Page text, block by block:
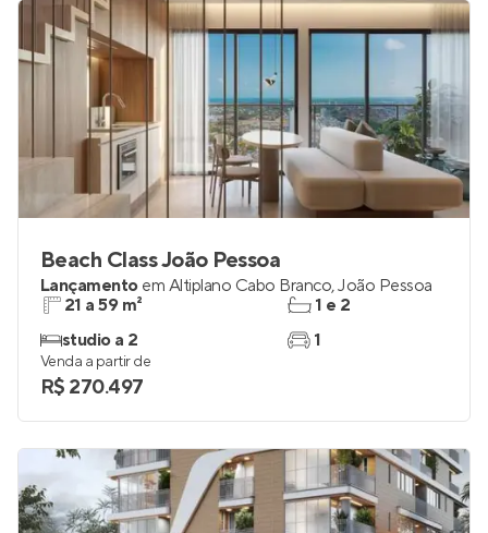
Beach Class João Pessoa
Lançamento em Altiplano Cabo Branco,João Pessoa
21 a 59 m²
studio a 2
1 e 2
1
Venda a partir de
R$ 270.497